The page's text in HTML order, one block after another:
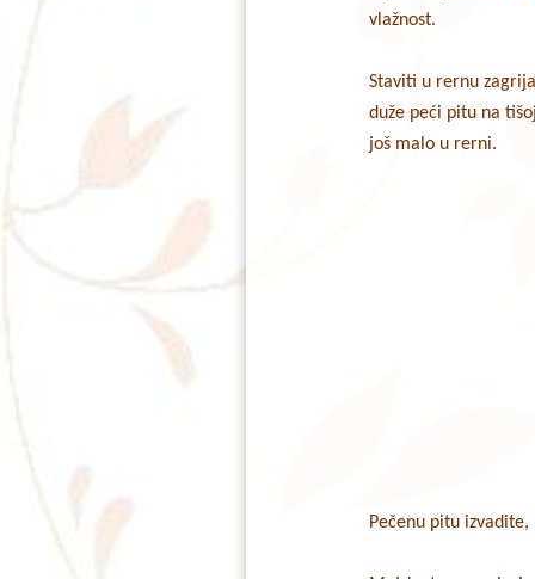
vlažnost.
Staviti u rernu
duže peći pitu na
još malo u rerni.
Pečenu pitu